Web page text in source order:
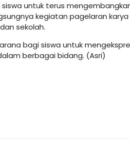
untuk terus
kegiatan pagelaran karya
sekolah.
bagi siswa untuk
berbagai bidang. (Asri)